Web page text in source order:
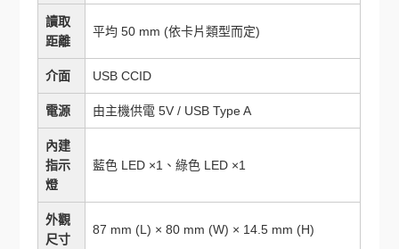
讀取
距離
平均 50 mm (依卡片類型而定)
介面 USB CCID
電源 由主機供電 5V / USB Type A
內建
指示
燈
藍色 LED ×1、綠色 LED ×1
外觀
尺寸
87 mm (L) × 80 mm (W) × 14.5 mm (H)